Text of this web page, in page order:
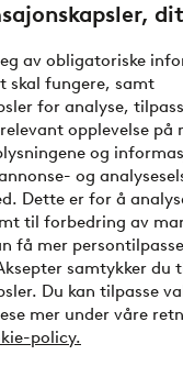
av obligatoriske
skal fungere, samt
for analyse,
opplevelse
og
og
Dette er for å
til forbedring av
få mer
samtykker du
Du kan tilpasse
mer under våre
policy.
- Betal direkte
mer om våre
elpy